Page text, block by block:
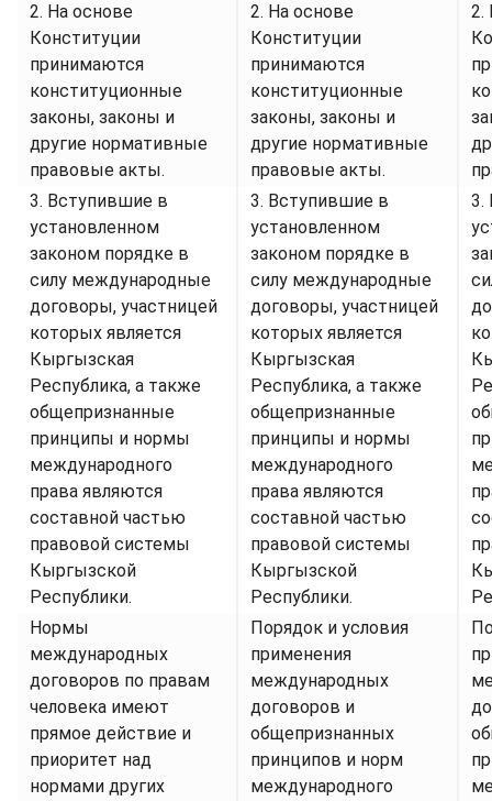
2. На основе
Конституции
принимаются
конституционные
законы, законы и
другие нормативные
правовые акты.
2. На основе
Конституции
принимаются
конституционные
законы, законы и
другие нормативные
правовые акты.
2.
3. Вступившие в
установленном
законом порядке в
силу международные
договоры, участницей
которых является
Кыргызская
Республика, а также
общепризнанные
принципы и нормы
международного
права являются
составной частью
правовой системы
Кыргызской
Республики.
3. Вступившие в
установленном
законом порядке в
силу международные
договоры, участницей
которых является
Кыргызская
Республика, а также
общепризнанные
принципы и нормы
международного
права являются
составной частью
правовой системы
Кыргызской
Республики.
3.
Нормы
международных
договоров по правам
человека имеют
прямое действие и
приоритет над
нормами других
Порядок и условия
применения
международных
договоров и
общепризнанных
принципов и норм
международного